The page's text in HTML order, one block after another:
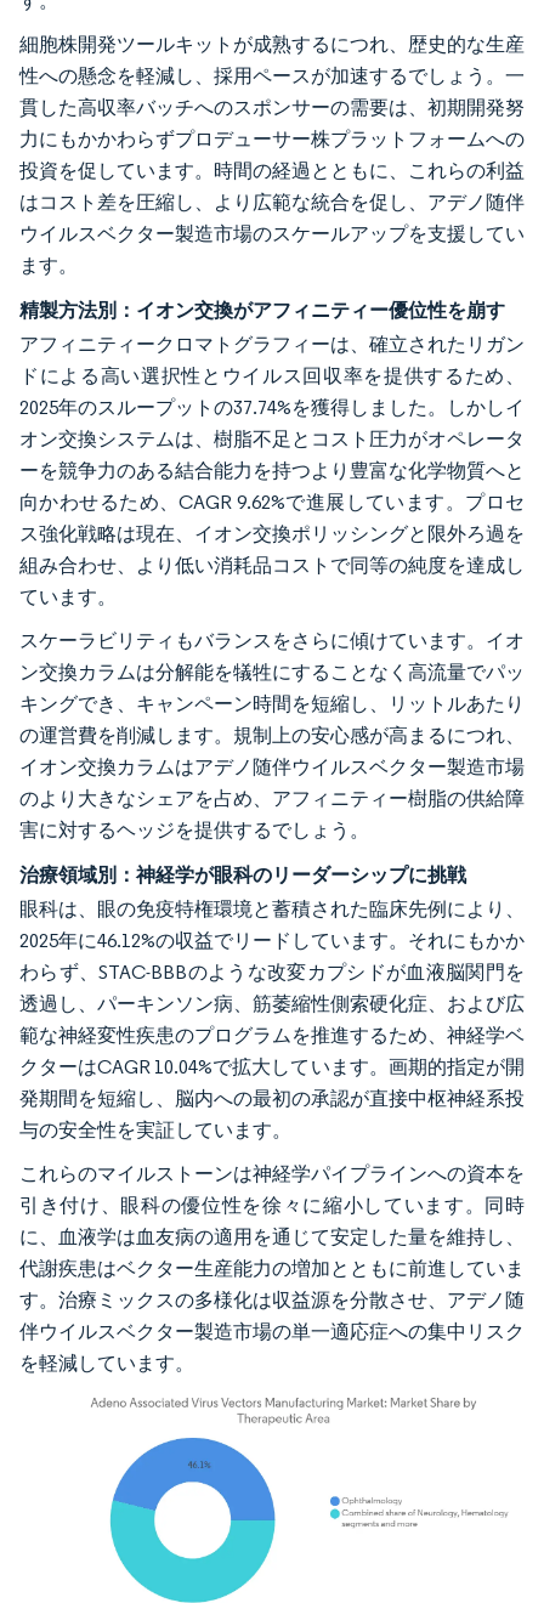
細胞株開発ツールキットが成熟するにつれ、歴史的な生産
性への懸念を軽減し、採用ペースが加速するでしょう。一
貫した高収率バッチへのスポンサーの需要は、初期開発努
力にもかかわらずプロデューサー株プラットフォームへの
投資を促しています。時間の経過とともに、これらの利益
はコスト差を圧縮し、より広範な統合を促し、アデノ随伴
ウイルスベクター製造市場のスケールアップを支援してい
ます。
精製方法別：イオン交換がアフィニティー優位性を崩す
アフィニティークロマトグラフィーは、確立されたリガン
ドによる高い選択性とウイルス回収率を提供するため、
2025年のスループットの37.74%を獲得しました。しかしイ
オン交換システムは、樹脂不足とコスト圧力がオペレータ
ーを競争力のある結合能力を持つより豊富な化学物質へと
向かわせるため、CAGR 9.62%で進展しています。プロセ
ス強化戦略は現在、イオン交換ポリッシングと限外ろ過を
組み合わせ、より低い消耗品コストで同等の純度を達成し
ています。
スケーラビリティもバランスをさらに傾けています。イオ
ン交換カラムは分解能を犠牲にすることなく高流量でパッ
キングでき、キャンペーン時間を短縮し、リットルあたり
の運営費を削減します。規制上の安心感が高まるにつれ、
イオン交換カラムはアデノ随伴ウイルスベクター製造市場
のより大きなシェアを占め、アフィニティー樹脂の供給障
害に対するヘッジを提供するでしょう。
治療領域別：神経学が眼科のリーダーシップに挑戦
眼科は、眼の免疫特権環境と蓄積された臨床先例により、
2025年に46.12%の収益でリードしています。それにもかか
わらず、STAC-BBBのような改変カプシドが血液脳関門を
透過し、パーキンソン病、筋萎縮性側索硬化症、および広
範な神経変性疾患のプログラムを推進するため、神経学ベ
クターはCAGR 10.04%で拡大しています。画期的指定が開
発期間を短縮し、脳内への最初の承認が直接中枢神経系投
与の安全性を実証しています。
これらのマイルストーンは神経学パイプラインへの資本を
引き付け、眼科の優位性を徐々に縮小しています。同時
に、血液学は血友病の適用を通じて安定した量を維持し、
代謝疾患はベクター生産能力の増加とともに前進していま
す。治療ミックスの多様化は収益源を分散させ、アデノ随
伴ウイルスベクター製造市場の単一適応症への集中リスク
を軽減しています。